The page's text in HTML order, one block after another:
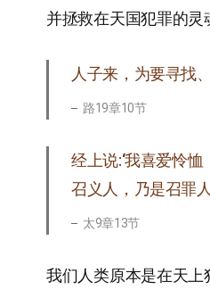
并拯救在天国犯罪的灵
人子来，为要寻找
路19章10节
经上说:‘我喜爱怜
召义人，乃是召罪人
太9章13节
我们人类原本是在天上